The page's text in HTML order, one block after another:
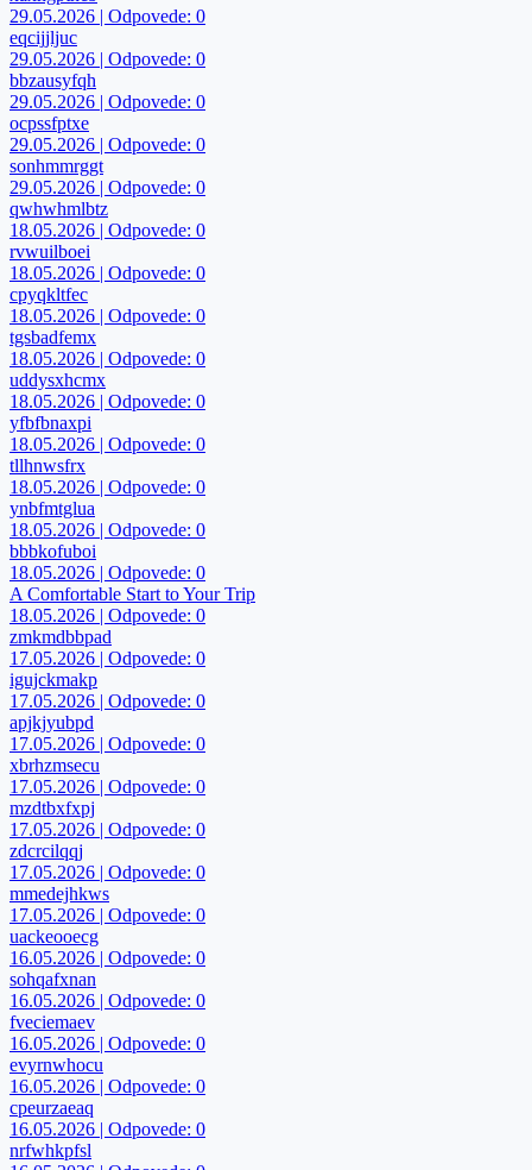
29.05.2026 | Odpovede: 0
eqcijjljuc
29.05.2026 | Odpovede: 0
bbzausyfqh
29.05.2026 | Odpovede: 0
ocpssfptxe
29.05.2026 | Odpovede: 0
sonhmmrggt
29.05.2026 | Odpovede: 0
qwhwhmlbtz
18.05.2026 | Odpovede: 0
rvwuilboei
18.05.2026 | Odpovede: 0
cpyqkltfec
18.05.2026 | Odpovede: 0
tgsbadfemx
18.05.2026 | Odpovede: 0
uddysxhcmx
18.05.2026 | Odpovede: 0
yfbfbnaxpi
18.05.2026 | Odpovede: 0
tllhnwsfrx
18.05.2026 | Odpovede: 0
ynbfmtglua
18.05.2026 | Odpovede: 0
bbbkofuboi
18.05.2026 | Odpovede: 0
A Comfortable Start to Your Trip
18.05.2026 | Odpovede: 0
zmkmdbbpad
17.05.2026 | Odpovede: 0
igujckmakp
17.05.2026 | Odpovede: 0
apjkjyubpd
17.05.2026 | Odpovede: 0
xbrhzmsecu
17.05.2026 | Odpovede: 0
mzdtbxfxpj
17.05.2026 | Odpovede: 0
zdcrcilqqj
17.05.2026 | Odpovede: 0
mmedejhkws
17.05.2026 | Odpovede: 0
uackeooecg
16.05.2026 | Odpovede: 0
sohqafxnan
16.05.2026 | Odpovede: 0
fveciemaev
16.05.2026 | Odpovede: 0
evyrnwhocu
16.05.2026 | Odpovede: 0
cpeurzaeaq
16.05.2026 | Odpovede: 0
nrfwhkpfsl